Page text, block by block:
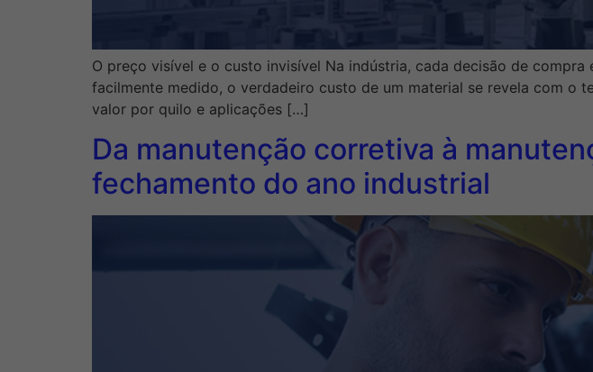
O preço visível e o custo invisível Na indústria, cada decisão de
facilmente medido, o verdadeiro custo de um material se revela com o
valor por quilo e aplicações […]
Da manutenção corretiva à
fechamento do ano industrial